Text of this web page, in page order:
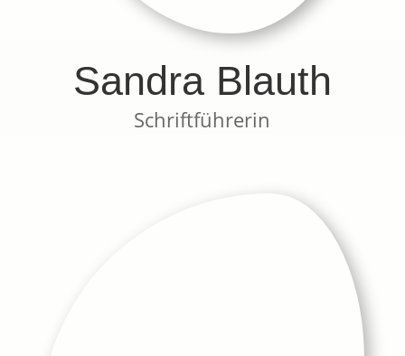
Sandra Blauth
Schriftführerin